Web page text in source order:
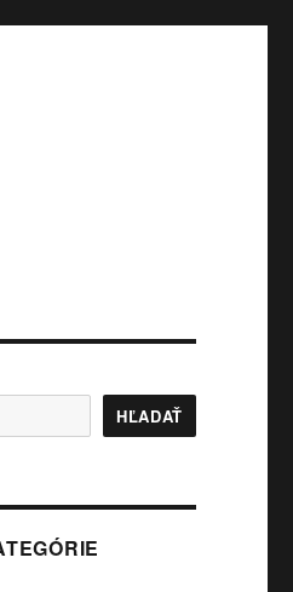
HĽADAŤ